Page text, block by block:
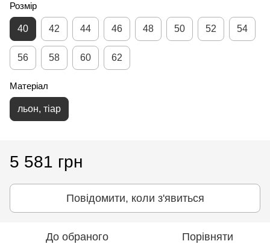
Розмір
40 42 44 46 48 50 52 54
56 58 60 62
Матеріал
льон, тіар
5 581 грн
Повідомити, коли з'явиться
До обраного Порівняти